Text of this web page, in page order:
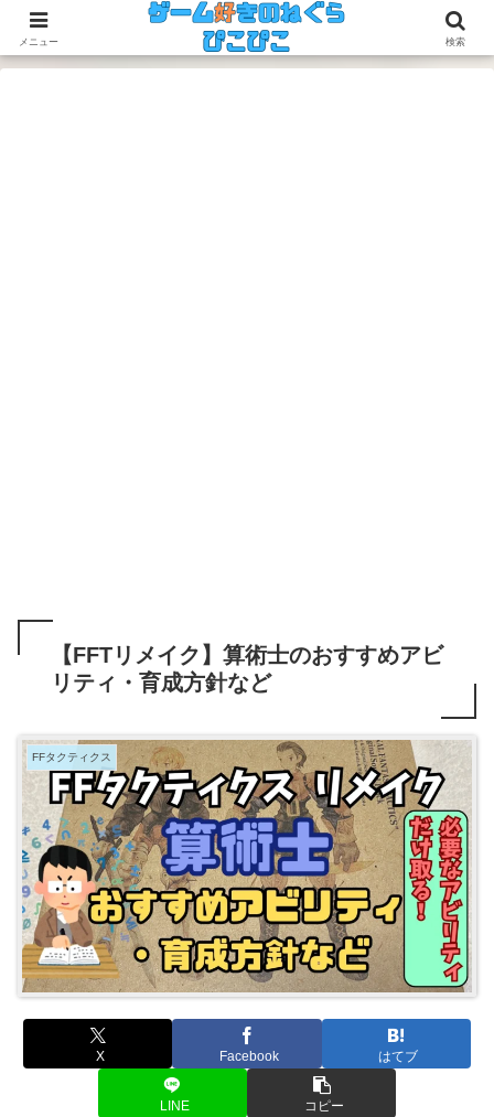
今のゲームも昔のゲームも面白い！
【FFTリメイク】算術士のおすすめアビ
リティ・育成方針など
FFタクティクス
X Facebook はてブ
LINE コピー
メニュー 検索